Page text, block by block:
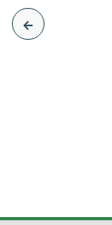
Zurück